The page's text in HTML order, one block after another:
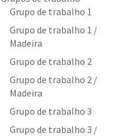
Grupo de trabalho 1
Grupo de trabalho 1 /
Madeira
Grupo de trabalho 2
Grupo de trabalho 2 /
Madeira
Grupo de trabalho 3
Grupo de trabalho 3 /